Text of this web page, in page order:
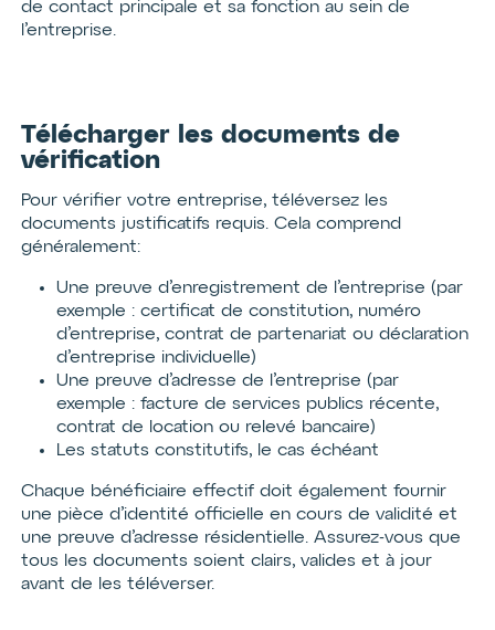
de contact principale et sa fonction au sein de
l’entreprise.
Télécharger les documents de
vérification
Pour vérifier votre entreprise, téléversez les
documents justificatifs requis. Cela comprend
généralement:
Une preuve d’enregistrement de l’entreprise (par
exemple : certificat de constitution, numéro
d’entreprise, contrat de partenariat ou déclaration
d’entreprise individuelle)
Une preuve d’adresse de l’entreprise (par
exemple : facture de services publics récente,
contrat de location ou relevé bancaire)
Les statuts constitutifs, le cas échéant
Chaque bénéficiaire effectif doit également fournir
une pièce d’identité officielle en cours de validité et
une preuve d’adresse résidentielle. Assurez-vous que
tous les documents soient clairs, valides et à jour
avant de les téléverser.